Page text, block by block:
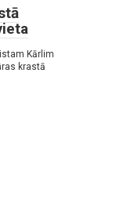
Kārlim
krastā